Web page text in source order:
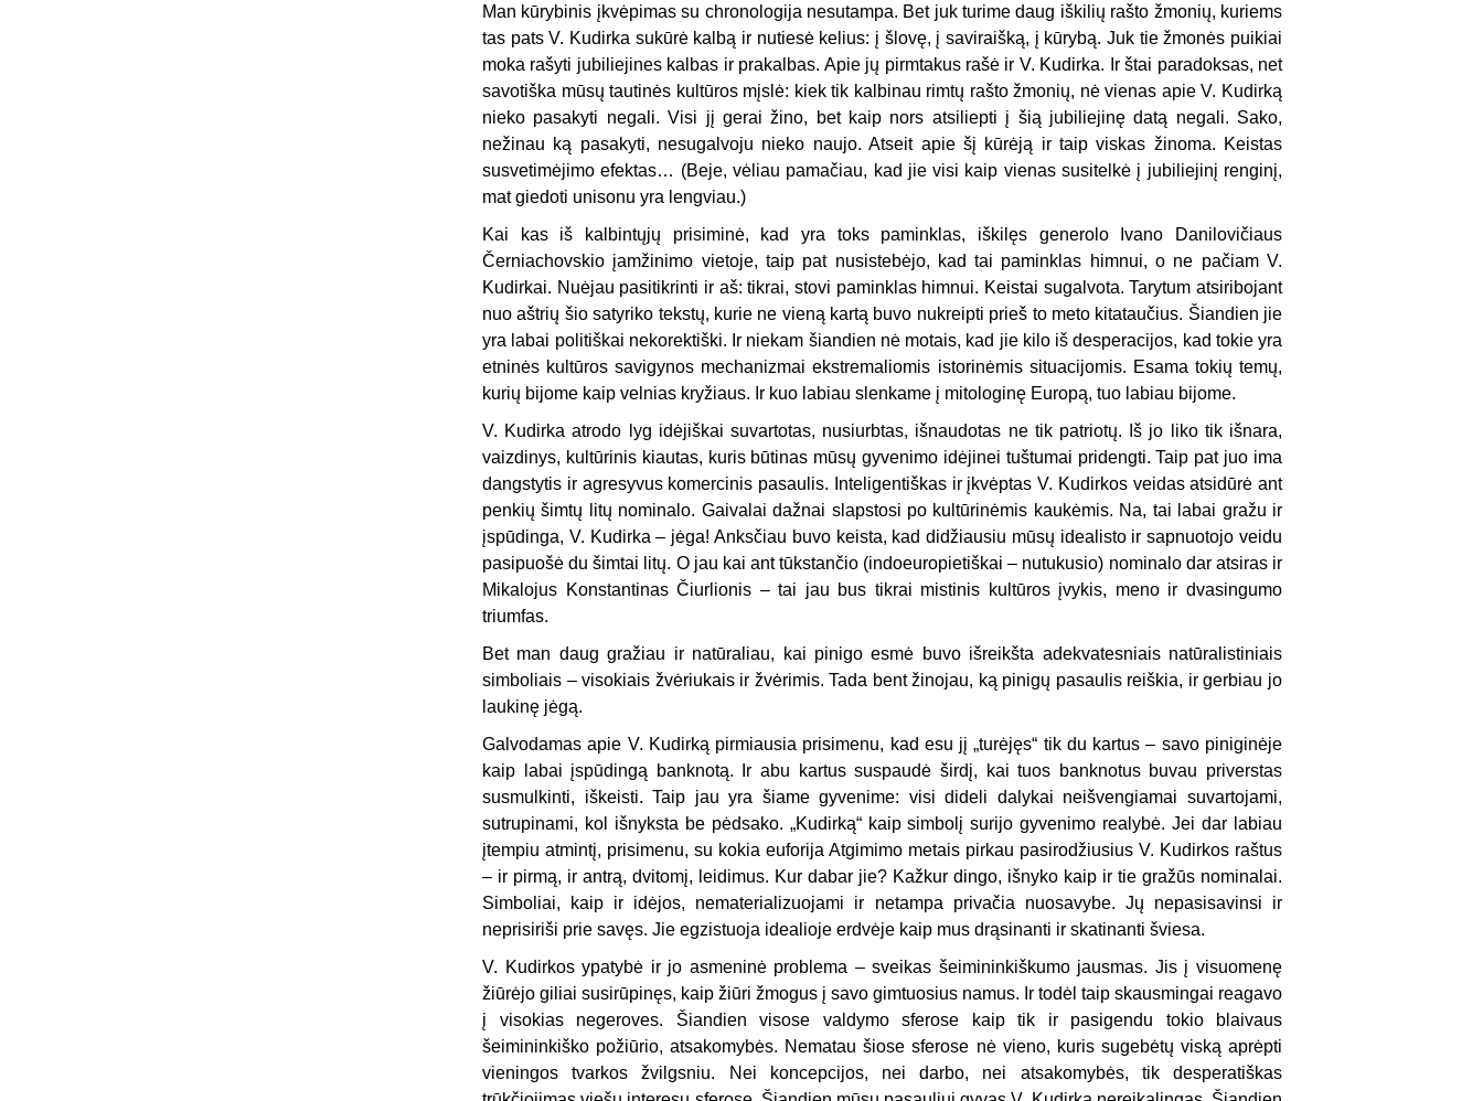
Man kūrybinis įkvėpimas su chronologija nesutampa. Bet juk turime daug iškilių rašto žmonių, kuriems
tas pats V. Kudirka sukūrė kalbą ir nutiesė kelius: į šlovę, į saviraišką, į kūrybą. Juk tie žmonės puikiai
moka rašyti jubiliejines kalbas ir prakalbas. Apie jų pirmtakus rašė ir V. Kudirka. Ir štai paradoksas, net
savotiška mūsų tautinės kultūros mįslė: kiek tik kalbinau rimtų rašto žmonių, nė vienas apie V. Kudirką
nieko pasakyti negali. Visi jį gerai žino, bet kaip nors atsiliepti į šią jubiliejinę datą negali. Sako,
nežinau ką pasakyti, nesugalvoju nieko naujo. Atseit apie šį kūrėją ir taip viskas žinoma. Keistas
susvetimėjimo efektas… (Beje, vėliau pamačiau, kad jie visi kaip vienas susitelkė į jubiliejinį renginį,
mat giedoti unisonu yra lengviau.)
Kai kas iš kalbintųjų prisiminė, kad yra toks paminklas, iškilęs generolo Ivano Danilovičiaus
Černiachovskio įamžinimo vietoje, taip pat nusistebėjo, kad tai paminklas himnui, o ne pačiam V.
Kudirkai. Nuėjau pasitikrinti ir aš: tikrai, stovi paminklas himnui. Keistai sugalvota. Tarytum atsiribojant
nuo aštrių šio satyriko tekstų, kurie ne vieną kartą buvo nukreipti prieš to meto kitataučius. Šiandien jie
yra labai politiškai nekorektiški. Ir niekam šiandien nė motais, kad jie kilo iš desperacijos, kad tokie yra
etninės kultūros savigynos mechanizmai ekstremaliomis istorinėmis situacijomis. Esama tokių temų,
kurių bijome kaip velnias kryžiaus. Ir kuo labiau slenkame į mitologinę Europą, tuo labiau bijome.
V. Kudirka atrodo lyg idėjiškai suvartotas, nusiurbtas, išnaudotas ne tik patriotų. Iš jo liko tik išnara,
vaizdinys, kultūrinis kiautas, kuris būtinas mūsų gyvenimo idėjinei tuštumai pridengti. Taip pat juo ima
dangstytis ir agresyvus komercinis pasaulis. Inteligentiškas ir įkvėptas V. Kudirkos veidas atsidūrė ant
penkių šimtų litų nominalo. Gaivalai dažnai slapstosi po kultūrinėmis kaukėmis. Na, tai labai gražu ir
įspūdinga, V. Kudirka – jėga! Anksčiau buvo keista, kad didžiausiu mūsų idealisto ir sapnuotojo veidu
pasipuošė du šimtai litų. O jau kai ant tūkstančio (indoeuropietiškai – nutukusio) nominalo dar atsiras ir
Mikalojus Konstantinas Čiurlionis – tai jau bus tikrai mistinis kultūros įvykis, meno ir dvasingumo
triumfas.
Bet man daug gražiau ir natūraliau, kai pinigo esmė buvo išreikšta adekvatesniais natūralistiniais
simboliais – visokiais žvėriukais ir žvėrimis. Tada bent žinojau, ką pinigų pasaulis reiškia, ir gerbiau jo
laukinę jėgą.
Galvodamas apie V. Kudirką pirmiausia prisimenu, kad esu jį „turėjęs“ tik du kartus – savo piniginėje
kaip labai įspūdingą banknotą. Ir abu kartus suspaudė širdį, kai tuos banknotus buvau priverstas
susmulkinti, iškeisti. Taip jau yra šiame gyvenime: visi dideli dalykai neišvengiamai suvartojami,
sutrupinami, kol išnyksta be pėdsako. „Kudirką“ kaip simbolį surijo gyvenimo realybė. Jei dar labiau
įtempiu atmintį, prisimenu, su kokia euforija Atgimimo metais pirkau pasirodžiusius V. Kudirkos raštus
– ir pirmą, ir antrą, dvitomį, leidimus. Kur dabar jie? Kažkur dingo, išnyko kaip ir tie gražūs nominalai.
Simboliai, kaip ir idėjos, nematerializuojami ir netampa privačia nuosavybe. Jų nepasisavinsi ir
neprisiriši prie savęs. Jie egzistuoja idealioje erdvėje kaip mus drąsinanti ir skatinanti šviesa.
V. Kudirkos ypatybė ir jo asmeninė problema – sveikas šeimininkiškumo jausmas. Jis į visuomenę
žiūrėjo giliai susirūpinęs, kaip žiūri žmogus į savo gimtuosius namus. Ir todėl taip skausmingai reagavo
į visokias negeroves. Šiandien visose valdymo sferose kaip tik ir pasigendu tokio blaivaus
šeimininkiško požiūrio, atsakomybės. Nematau šiose sferose nė vieno, kuris sugebėtų viską aprėpti
vieningos tvarkos žvilgsniu. Nei koncepcijos, nei darbo, nei atsakomybės, tik desperatiškas